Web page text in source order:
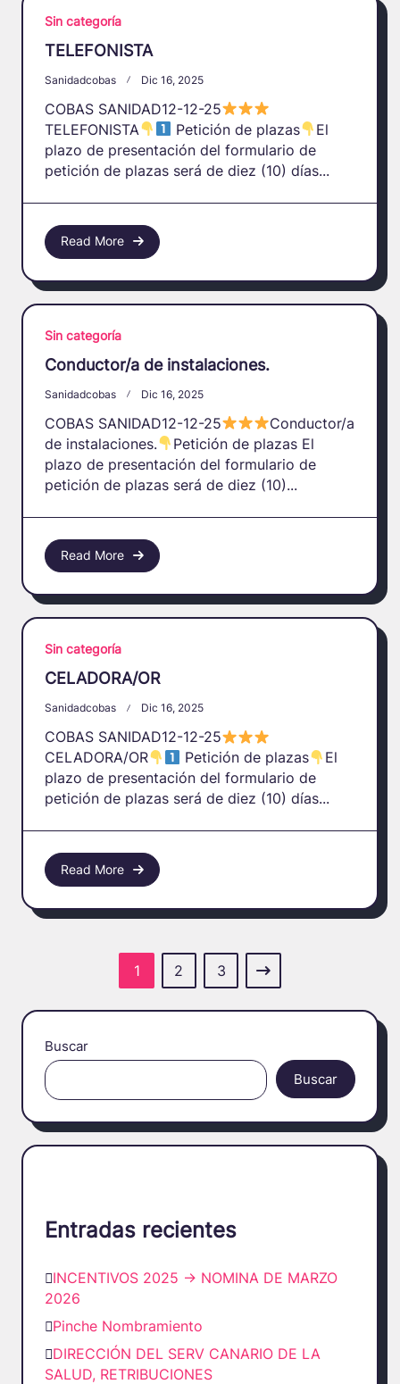
Sin categoría
TELEFONISTA
Sanidadcobas Dic 16, 2025
COBAS SANIDAD12-12-25
TELEFONISTA
Petición de plazas
El
plazo de presentación del formulario de
petición de plazas será de diez (10) días...
Read More
Sin categoría
Conductor/a de instalaciones.
Sanidadcobas Dic 16, 2025
COBAS SANIDAD12-12-25
Conductor/a
de instalaciones.
Petición de plazas El
plazo de presentación del formulario de
petición de plazas será de diez (10)...
Read More
Sin categoría
CELADORA/OR
Sanidadcobas Dic 16, 2025
COBAS SANIDAD12-12-25
CELADORA/OR
Petición de plazas
El
plazo de presentación del formulario de
petición de plazas será de diez (10) días...
Read More
1 2 3
Buscar
Buscar
Entradas recientes
INCENTIVOS 2025 -> NOMINA DE MARZO
2026
Pinche Nombramiento
DIRECCIÓN DEL SERV CANARIO DE LA
SALUD, RETRIBUCIONES